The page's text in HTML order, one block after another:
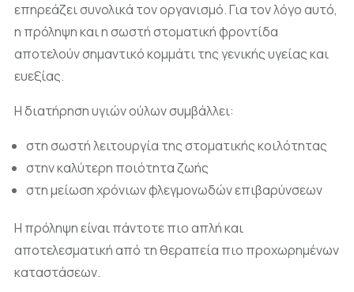
επηρεάζει συνολικά τον οργανισμό. Για τον λόγο αυτό,
η πρόληψη και η σωστή στοματική φροντίδα
αποτελούν σημαντικό κομμάτι της γενικής υγείας και
ευεξίας.
Η διατήρηση υγιών ούλων συμβάλλει:
στη σωστή λειτουργία της στοματικής κοιλότητας
στην καλύτερη ποιότητα ζωής
στη μείωση χρόνιων φλεγμονωδών επιβαρύνσεων
Η πρόληψη είναι πάντοτε πιο απλή και
αποτελεσματική από τη θεραπεία πιο προχωρημένων
καταστάσεων.